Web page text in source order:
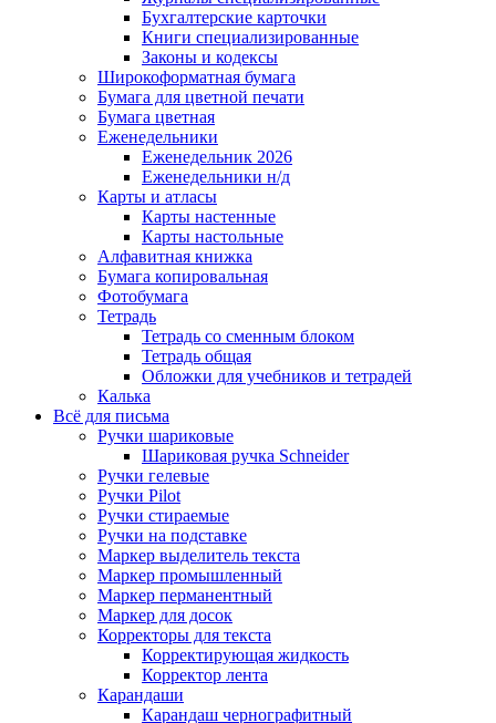
Бухгалтерские карточки
Книги специализированные
Законы и кодексы
Широкоформатная бумага
Бумага для цветной печати
Бумага цветная
Еженедельники
Еженедельник 2026
Еженедельники н/д
Карты и атласы
Карты настенные
Карты настольные
Алфавитная книжка
Бумага копировальная
Фотобумага
Тетрадь
Тетрадь со сменным блоком
Тетрадь общая
Обложки для учебников и тетрадей
Калька
Всё для письма
Ручки шариковые
Шариковая ручка Schneider
Ручки гелевые
Ручки Pilot
Ручки стираемые
Ручки на подставке
Маркер выделитель текста
Маркер промышленный
Маркер перманентный
Маркер для досок
Корректоры для текста
Корректирующая жидкость
Корректор лента
Карандаши
Карандаш чернографитный